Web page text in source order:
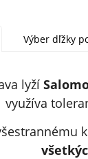
Výber dľžky
lyží
využíva